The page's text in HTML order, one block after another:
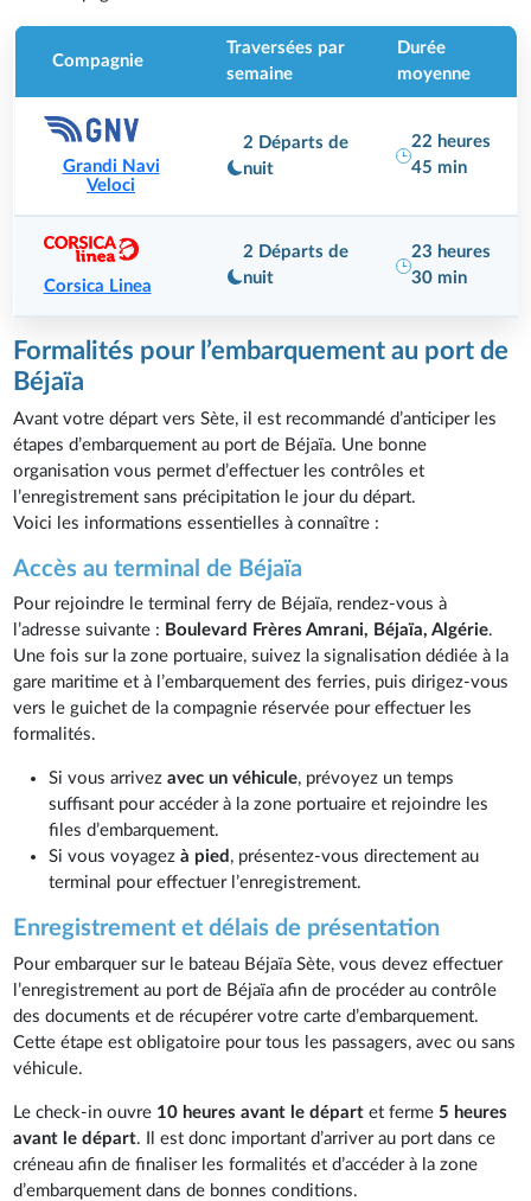
Compagnie
Traversées par
semaine
Durée
moyenne
Grandi Navi
Veloci
2 Départs de
nuit
22 heures
45 min
Corsica Linea
2 Départs de
nuit
23 heures
30 min
Formalités pour l’embarquement au port de
Béjaïa
Avant votre départ vers Sète, il est recommandé d’anticiper les
étapes d’embarquement au port de Béjaïa. Une bonne
organisation vous permet d’effectuer les contrôles et
l’enregistrement sans précipitation le jour du départ.
Voici les informations essentielles à connaître :
Accès au terminal de Béjaïa
Pour rejoindre le terminal ferry de Béjaïa, rendez-vous à
l’adresse suivante : Boulevard Frères Amrani, Béjaïa, Algérie.
Une fois sur la zone portuaire, suivez la signalisation dédiée à la
gare maritime et à l’embarquement des ferries, puis dirigez-vous
vers le guichet de la compagnie réservée pour effectuer les
formalités.
Si vous arrivezavec un véhicule, prévoyez un temps
suffisant pour accéder à la zone portuaire et rejoindre les
files d’embarquement.
Si vous voyagezà pied , présentez-vous directement au
terminal pour effectuer l’enregistrement.
Enregistrement et délais de présentation
Pour embarquer sur le bateau Béjaïa Sète, vous devez effectuer
l’enregistrement au port de Béjaïa afin de procéder au contrôle
des documents et de récupérer votre carte d’embarquement.
Cette étape est obligatoire pour tous les passagers, avec ou sans
véhicule.
Le check-in ouvre 10 heures avant le départ et ferme5 heures
avant le départ. Il est donc important d’arriver au port dans ce
créneau afin de finaliser les formalités et d’accéder à la zone
d’embarquement dans de bonnes conditions.